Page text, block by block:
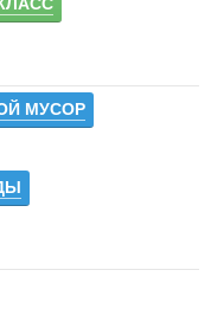
МУСОР